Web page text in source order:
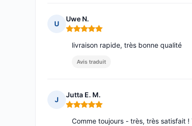
U
Uwe N.
Note : 5 sur 5
livraison rapide, très bonne qualité
Avis traduit
J
Jutta E. M.
Note : 5 sur 5
Comme toujours - très, très satisfait